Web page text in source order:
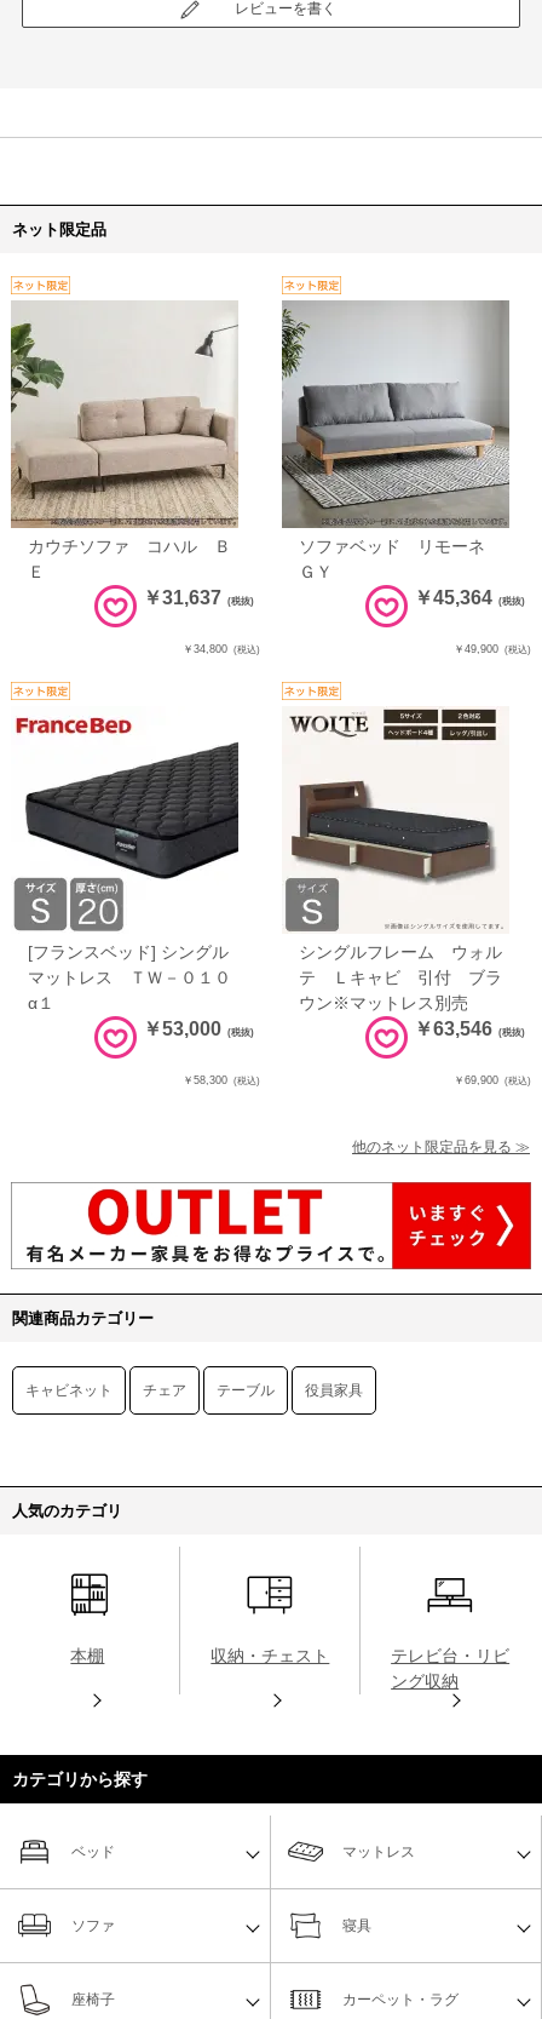
レビューを書く
ネット限定品
カウチソファ コハル Ｂ
Ｅ
￥31,637 (税抜)
￥34,800 (税込)
ソファベッド リモーネ
ＧＹ
￥45,364 (税抜)
￥49,900 (税込)
[フランスベッド] シングル
マットレス ＴＷ－０１０
α１
￥53,000 (税抜)
￥58,300 (税込)
シングルフレーム ウォル
テ Ｌキャビ 引付 ブラ
ウン※マットレス別売
￥63,546 (税抜)
￥69,900 (税込)
他のネット限定品を見る ≫
関連商品カテゴリー
キャビネット チェア テーブル 役員家具
人気のカテゴリ
本棚 収納・チェスト
テレビ台・リビ
ング収納
カテゴリから探す
ベッド マットレス
ソファ 寝具
座椅子 カーペット・ラグ